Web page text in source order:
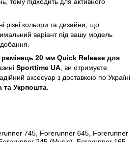
різні кольори та дизайни, що
варіант під вашу модель
ремінець 20 мм Quick Release для
Sporttime UA , ви отримуєте
аксесуар з доставкою по Україні
та Укрпошта
745, Forerunner 645, Forerunner